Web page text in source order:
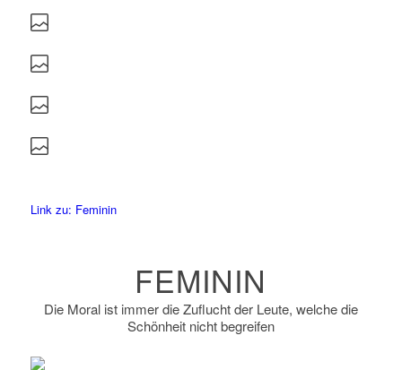
Link zu: Feminin
FEMININ
Die Moral ist immer die Zuflucht der Leute, welche die
Schönheit nicht begreifen